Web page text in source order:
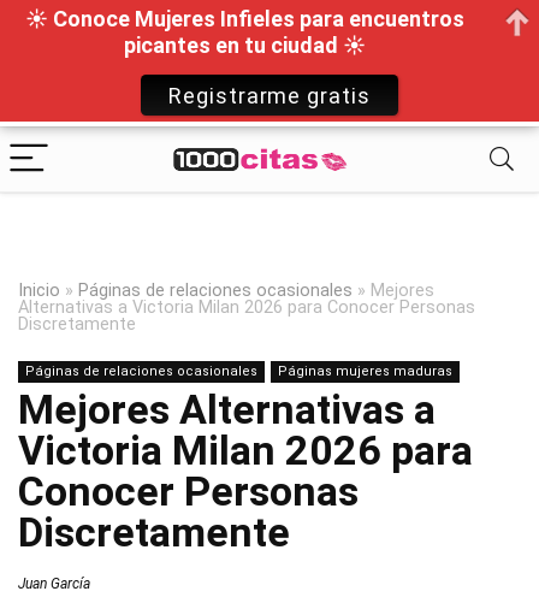
Inicio » Páginas de relaciones ocasionales » Mejores
Alternativas a Victoria Milan 2026 para Conocer Personas
Discretamente
Páginas de relaciones ocasionales Páginas mujeres maduras
Mejores Alternativas a
Victoria Milan 2026 para
Conocer Personas
Discretamente
Juan García
☀ Conoce Mujeres Infieles para encuentros
picantes en tu ciudad ☀
Registrarme gratis